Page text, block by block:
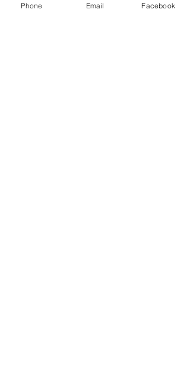
Phone Email Facebook